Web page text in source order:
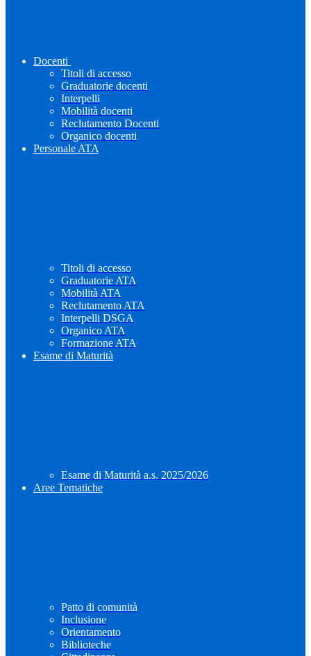
Docenti
Titoli di accesso
Graduatorie docenti
Interpelli
Mobilità docenti
Reclutamento Docenti
Organico docenti
Personale ATA
Titoli di accesso
Graduatorie ATA
Mobilità ATA
Reclutamento ATA
Interpelli DSGA
Organico ATA
Formazione ATA
Esame di Maturità
Esame di Maturità a.s. 2025/2026
Aree Tematiche
Patto di comunità
Inclusione
Orientamento
Biblioteche